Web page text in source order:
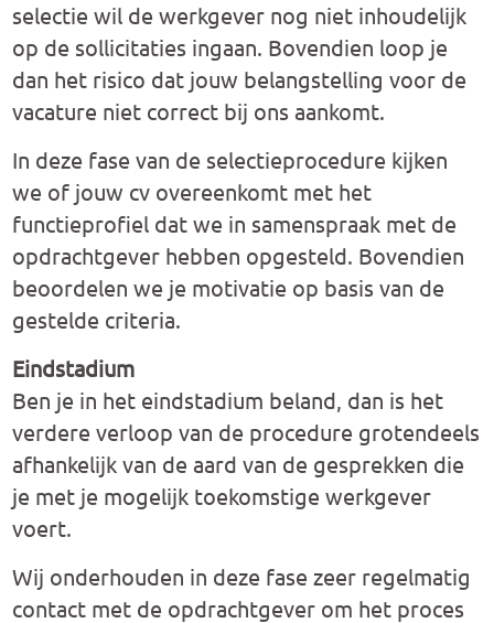
selectie wil de werkgever nog niet inhoudelijk
op de sollicitaties ingaan. Bovendien loop je
dan het risico dat jouw belangstelling voor de
vacature niet correct bij ons aankomt.
In deze fase van de selectieprocedure kijken
we of jouw cv overeenkomt met het
functieprofiel dat we in samenspraak met de
opdrachtgever hebben opgesteld. Bovendien
beoordelen we je motivatie op basis van de
gestelde criteria.
Eindstadium
Ben je in het eindstadium beland, dan is het
verdere verloop van de procedure grotendeels
afhankelijk van de aard van de gesprekken die
je met je mogelijk toekomstige werkgever
voert.
Wij onderhouden in deze fase zeer regelmatig
contact met de opdrachtgever om het proces